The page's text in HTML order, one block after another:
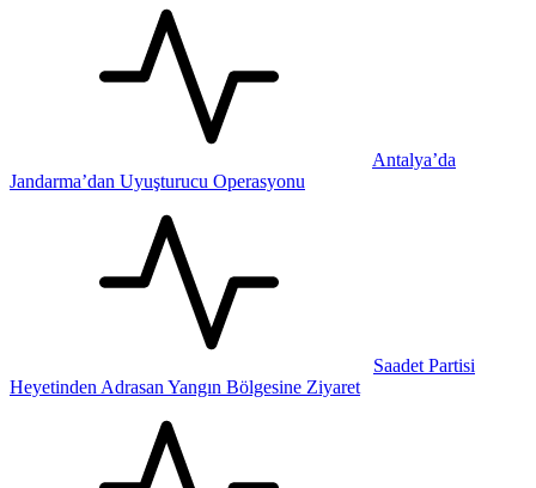
Antalya’da
Jandarma’dan Uyuşturucu Operasyonu
Saadet Partisi
Heyetinden Adrasan Yangın Bölgesine Ziyaret